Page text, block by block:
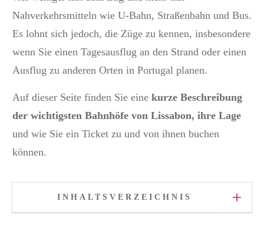
Nahverkehrsmitteln wie U-Bahn, Straßenbahn und Bus.
Es lohnt sich jedoch, die Züge zu kennen, insbesondere
wenn Sie einen Tagesausflug an den Strand oder einen
Ausflug zu anderen Orten in Portugal planen.
Auf dieser Seite finden Sie eine kurze Beschreibung
der wichtigsten Bahnhöfe von Lissabon, ihre Lage
und wie Sie ein Ticket zu und von ihnen buchen
können.
INHALTSVERZEICHNIS